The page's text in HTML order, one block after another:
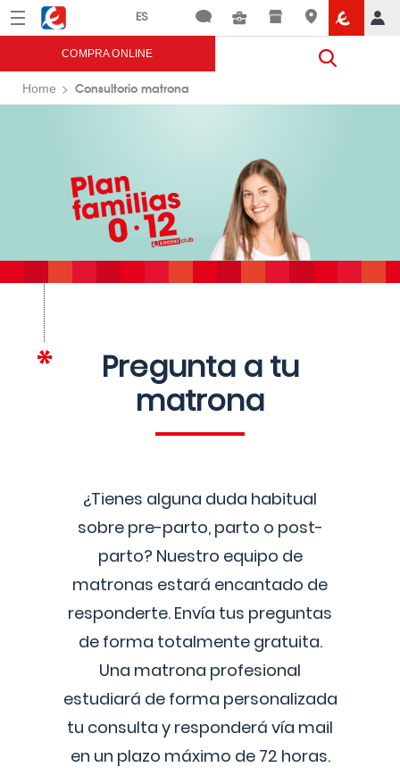
Menú Eroski
COMPRA ONLINE
Home Consultorio matrona
Pregunta a tu
matrona
¿Tienes alguna duda habitual
sobre pre-parto, parto o post-
parto? Nuestro equipo de
matronas estará encantado de
responderte. Envía tus preguntas
de forma totalmente gratuita.
Una matrona profesional
estudiará de forma personalizada
tu consulta y responderá vía mail
en un plazo máximo de 72 horas.